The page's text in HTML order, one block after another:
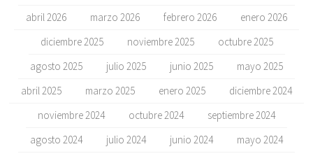
abril 2026
marzo 2026 febrero 2026
enero 2026
diciembre 2025
noviembre 2025
octubre 2025
agosto 2025
julio 2025 junio 2025
mayo 2025
abril 2025
marzo 2025 enero 2025
diciembre 2024
noviembre 2024
octubre 2024
septiembre 2024
agosto 2024
julio 2024 junio 2024
mayo 2024